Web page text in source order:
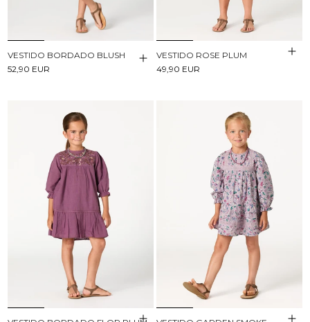
VESTIDO BORDADO BLUSH
52,90 EUR
VESTIDO ROSE PLUM
49,90 EUR